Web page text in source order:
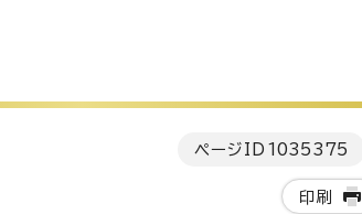
ページID 1035375
印刷